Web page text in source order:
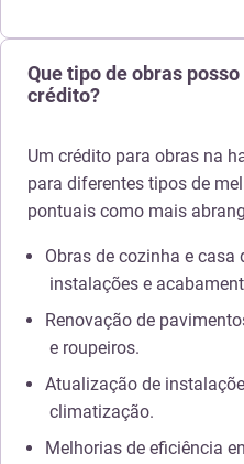
Que tipo de obras
crédito?
Um crédito para obras na
para diferentes tipos de
pontuais como mais
Obras de cozinha e
instalações e
Renovação de
e roupeiros.
Atualização de
climatização.
Melhorias de eficiência